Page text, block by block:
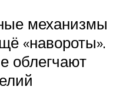
механизмы
«навороты».
облегчают